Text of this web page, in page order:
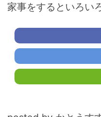
家事をするといろい